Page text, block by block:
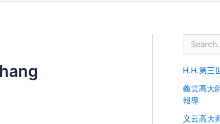
r
h
f
r
H.H.第三
義雲高大
報導
义云高大